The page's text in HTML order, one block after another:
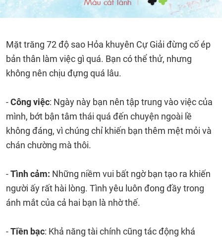
Mặt trăng 72 độ sao Hỏa khuyên Cự Giải đừng cố ép
bản thân làm việc gì quá. Bạn có thể thử, nhưng
không nên chịu đựng quá lâu.
-Công việc: Ngày này bạn nên tập trung vào việc của
mình, bớt bận tâm thái quá đến chuyện ngoài lề
không đáng, vì chúng chỉ khiến bạn thêm mệt mỏi và
chán chường mà thôi.
-Tình cảm: Những niềm vui bất ngờ bạn tạo ra khiến
người ấy rất hài lòng. Tình yêu luôn đong đầy trong
ánh mắt của cả hai bạn là nhờ thế.
-Tiền bạc: Khả năng tài chính cũng tác động khá